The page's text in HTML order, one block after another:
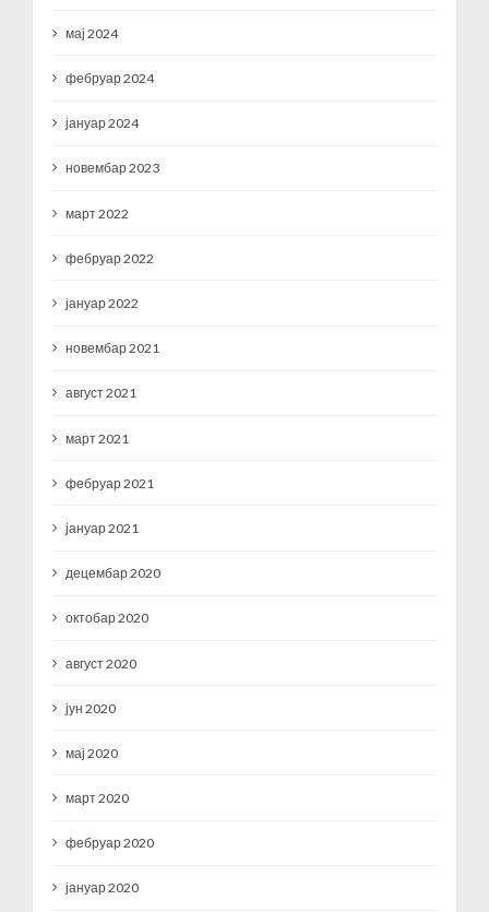
мај 2024
фебруар 2024
јануар 2024
новембар 2023
март 2022
фебруар 2022
јануар 2022
новембар 2021
август 2021
март 2021
фебруар 2021
јануар 2021
децембар 2020
октобар 2020
август 2020
јун 2020
мај 2020
март 2020
фебруар 2020
јануар 2020